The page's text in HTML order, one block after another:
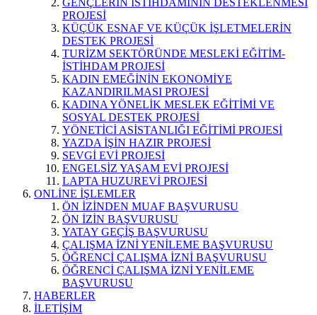
GENÇLERİN İSTİHDAMININ DESTEKLENMESİ
PROJESİ
KÜÇÜK ESNAF VE KÜÇÜK İŞLETMELERİN
DESTEK PROJESİ
TURİZM SEKTÖRÜNDE MESLEKİ EĞİTİM-
İSTİHDAM PROJESİ
KADIN EMEĞİNİN EKONOMİYE
KAZANDIRILMASI PROJESİ
KADINA YÖNELİK MESLEK EĞİTİMİ VE
SOSYAL DESTEK PROJESİ
YÖNETİCİ ASİSTANLIĞI EĞİTİMİ PROJESİ
YAZDA İŞİN HAZIR PROJESİ
SEVGİ EVİ PROJESİ
ENGELSİZ YAŞAM EVİ PROJESİ
LAPTA HUZUREVİ PROJESİ
ONLİNE İŞLEMLER
ÖN İZİNDEN MUAF BAŞVURUSU
ÖN İZİN BAŞVURUSU
YATAY GEÇİŞ BAŞVURUSU
ÇALIŞMA İZNİ YENİLEME BAŞVURUSU
ÖĞRENCİ ÇALIŞMA İZNİ BAŞVURUSU
ÖĞRENCİ ÇALIŞMA İZNİ YENİLEME
BAŞVURUSU
HABERLER
İLETİŞİM